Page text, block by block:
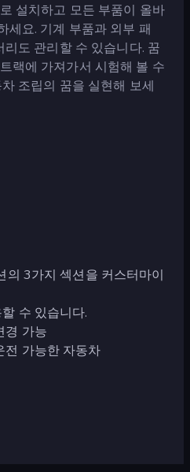
설치하고 모든 부품이 올바
세요. 기계 부품과 외부 패
도 관리할 수 있습니다. 꿈
랙에 가져가서 시험해 볼 수
조립의 꿈을 실현해 보세
의 3가지 섹션을 커스터마이
수 있습니다.
경 가능
전 가능한 자동차